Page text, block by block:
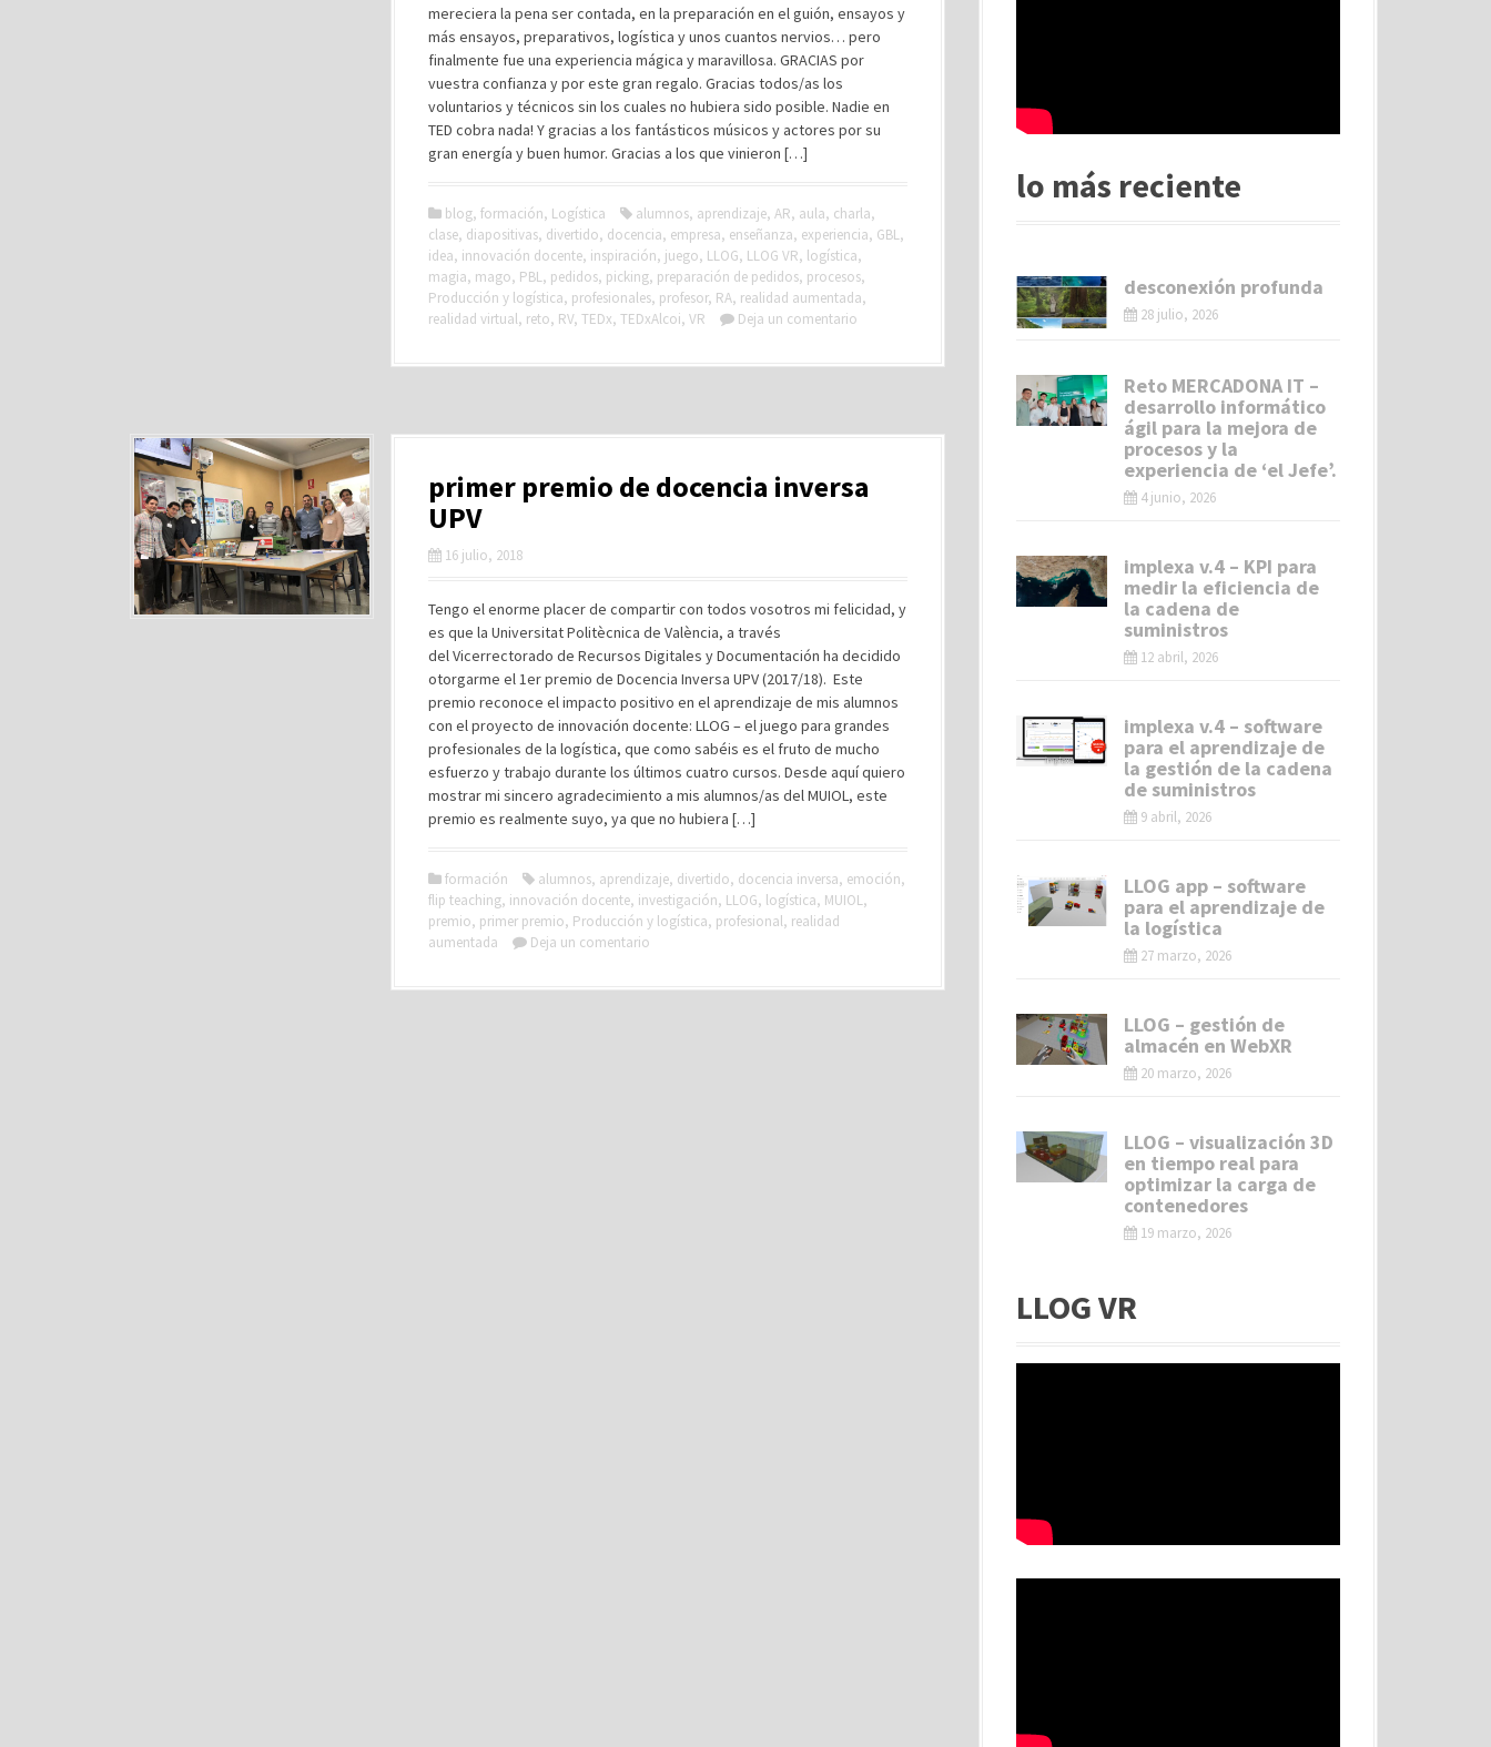
mereciera la pena ser contada, en la preparación en el guión, ensayos y
más ensayos, preparativos, logística y unos cuantos nervios… pero
finalmente fue una experiencia mágica y maravillosa. GRACIAS por
vuestra confianza y por este gran regalo. Gracias todos/as los
voluntarios y técnicos sin los cuales no hubiera sido posible. Nadie en
TED cobra nada! Y gracias a los fantásticos músicos y actores por su
gran energía y buen humor. Gracias a los que vinieron […]
blog, formación, Logística alumnos, aprendizaje, AR, aula, charla,
clase, diapositivas, divertido, docencia, empresa, enseñanza, experiencia, GBL,
idea, innovación docente, inspiración, juego, LLOG, LLOG VR, logística,
magia, mago, PBL, pedidos, picking, preparación de pedidos, procesos,
Producción y logística, profesionales, profesor, RA, realidad aumentada,
realidad virtual, reto, RV, TEDx, TEDxAlcoi, VR Deja un comentario
primer premio de docencia inversa
UPV
16 julio, 2018
Tengo el enorme placer de compartir con todos vosotros mi felicidad, y
es que la Universitat Politècnica de València, a través
del Vicerrectorado de Recursos Digitales y Documentación ha decidido
otorgarme el 1er premio de Docencia Inversa UPV (2017/18). Este
premio reconoce el impacto positivo en el aprendizaje de mis alumnos
con el proyecto de innovación docente: LLOG – el juego para grandes
profesionales de la logística, que como sabéis es el fruto de mucho
esfuerzo y trabajo durante los últimos cuatro cursos. Desde aquí quiero
mostrar mi sincero agradecimiento a mis alumnos/as del MUIOL, este
premio es realmente suyo, ya que no hubiera […]
formación alumnos, aprendizaje, divertido, docencia inversa, emoción,
flip teaching, innovación docente, investigación, LLOG, logística, MUIOL,
premio, primer premio, Producción y logística, profesional, realidad
aumentada
Deja un comentario
lo más reciente
desconexión profunda
28 julio, 2026
Reto MERCADONA IT –
desarrollo informático
ágil para la mejora de
procesos y la
experiencia de ‘el Jefe’.
4 junio, 2026
implexa v.4 – KPI para
medir la eficiencia de
la cadena de
suministros
12 abril, 2026
implexa v.4 – software
para el aprendizaje de
la gestión de la cadena
de suministros
9 abril, 2026
LLOG app – software
para el aprendizaje de
la logística
27 marzo, 2026
LLOG – gestión de
almacén en WebXR
20 marzo, 2026
LLOG – visualización 3D
en tiempo real para
optimizar la carga de
contenedores
19 marzo, 2026
LLOG VR